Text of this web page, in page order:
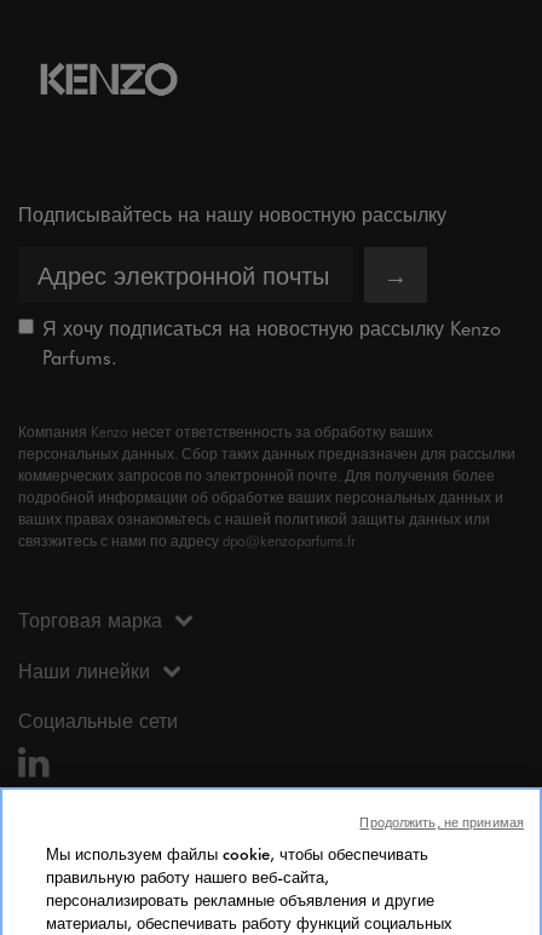
Подписывайтесь на нашу новостную рассылку
→
Я хочу подписаться на новостную рассылку Kenzo
Parfums.
Компания Kenzo несет ответственность за обработку ваших
персональных данных. Сбор таких данных предназначен для рассылки
коммерческих запросов по электронной почте. Для получения более
подробной информации об обработке ваших персональных данных и
ваших правах ознакомьтесь с нашей политикой защиты данных или
связжитесь с нами по адресу dpo@kenzoparfums.fr
Торговая марка
Наши линейки
Социальные сети
Юридическая информация
Мы используем файлы cookie, чтобы обеспечивать
правильную работу нашего веб-сайта,
персонализировать рекламные объявления и другие
материалы, обеспечивать работу функций социальных
Продолжить, не принимая